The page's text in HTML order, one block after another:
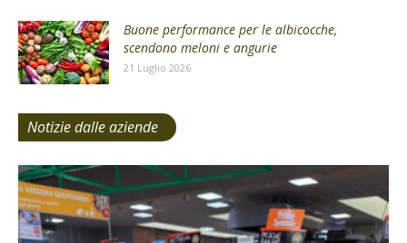
Buone performance per le albicocche,
scendono meloni e angurie
21 Luglio 2026
Notizie dalle aziende